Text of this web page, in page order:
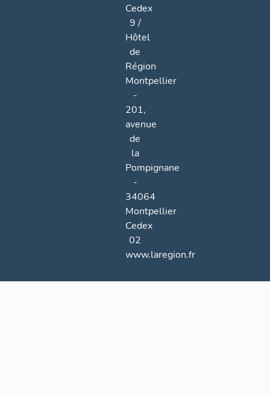
Cedex
9 /
Hôtel
de
Région
Montpellier
-
201,
avenue
de
la
Pompignane
-
34064
Montpellier
Cedex
02
www.laregion.fr